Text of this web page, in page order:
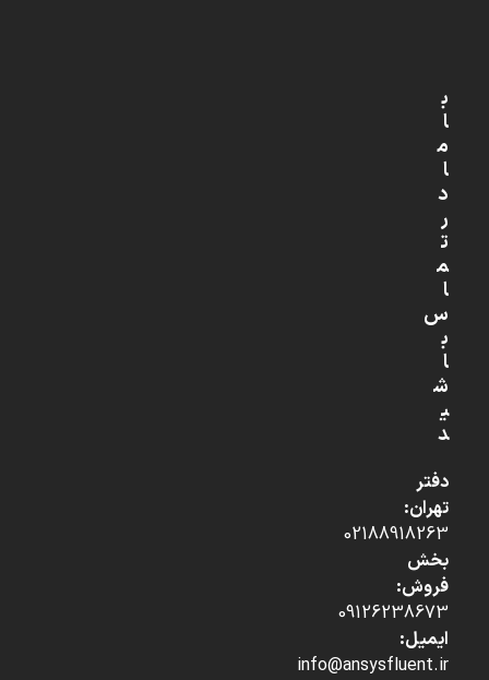
ب
ا
م
ا
د
ر
ت
م
ا
س
ب
ا
ش
ی
د
دفتر
تهران:
02188918263
بخش
فروش:
09126238673
ایمیل:
info@ansysfluent.ir